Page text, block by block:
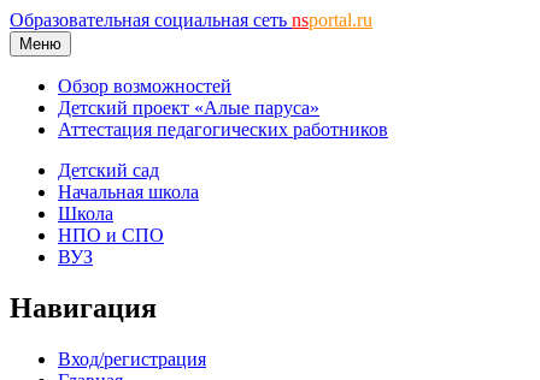
Образовательная социальная сеть nsportal.ru
Меню
Обзор возможностей
Детский проект «Алые паруса»
Аттестация педагогических работников
Детский сад
Начальная школа
Школа
НПО и СПО
ВУЗ
Навигация
Вход/регистрация